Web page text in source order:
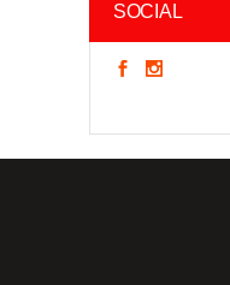
SOCIAL